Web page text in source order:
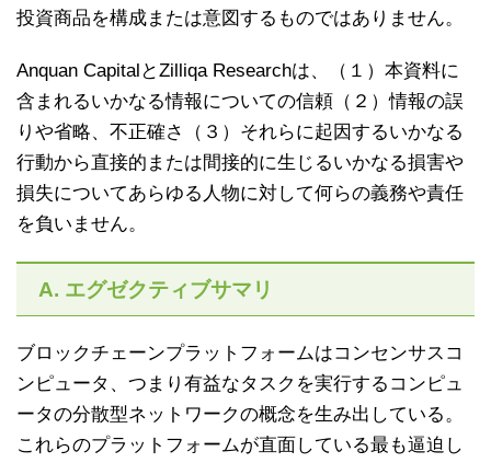
投資商品を構成または意図するものではありません。
Anquan CapitalとZilliqa Researchは、（１）本資料に
含まれるいかなる情報についての信頼（２）情報の誤
りや省略、不正確さ（３）それらに起因するいかなる
行動から直接的または間接的に生じるいかなる損害や
損失についてあらゆる人物に対して何らの義務や責任
を負いません。
A. エグゼクティブサマリ
ブロックチェーンプラットフォームはコンセンサスコ
ンピュータ、つまり有益なタスクを実行するコンピュ
ータの分散型ネットワークの概念を生み出している。
これらのプラットフォームが直面している最も逼迫し